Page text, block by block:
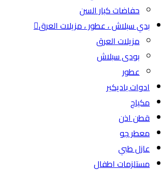
حفاضات كبار السن
بدي سبلاش ، عطور ، مزيلات العرق
مزيلات العرق
بودى سبلاش
عطور
ادوات باديكير
مكياج
قطن اذن
معطر جو
عازل طبي
مستلزمات اطفال